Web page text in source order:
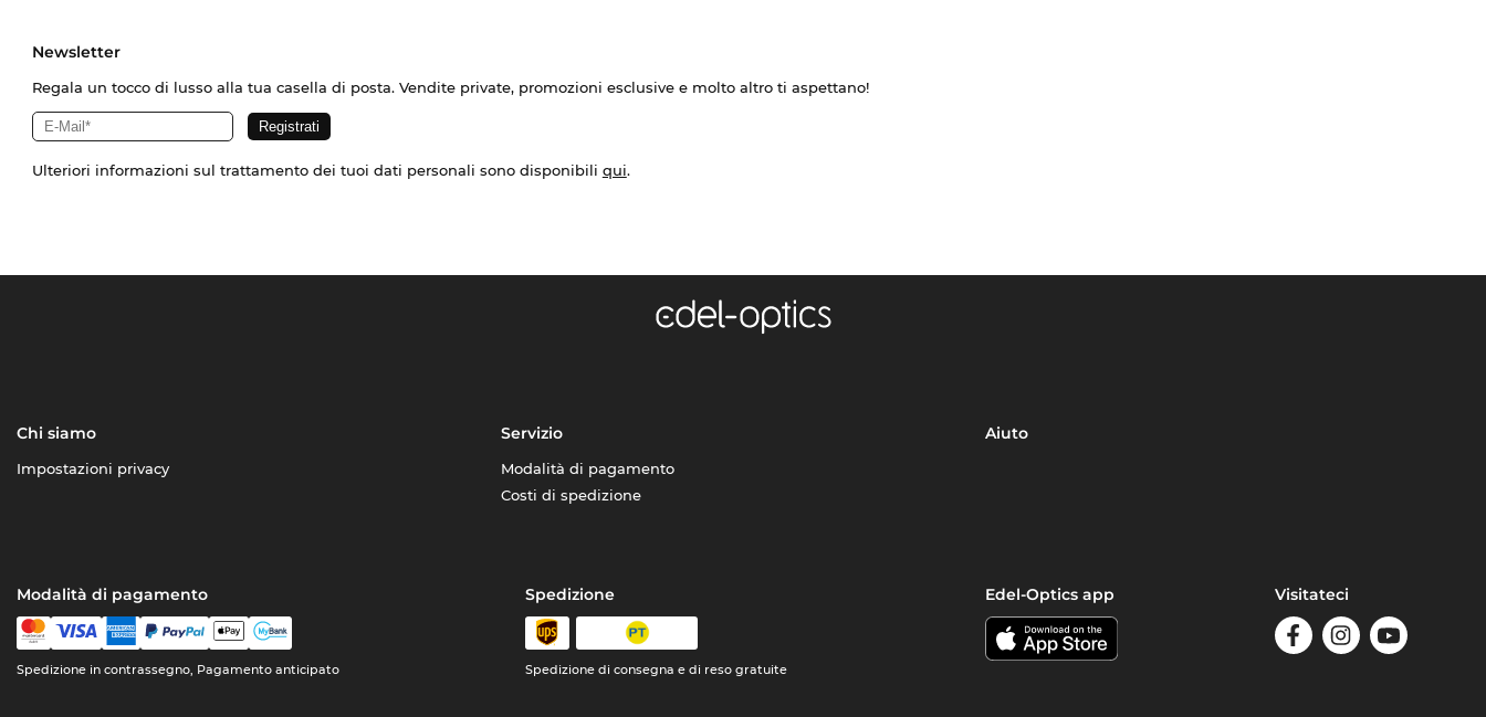
Newsletter
Regala un tocco di lusso alla tua casella di posta. Vendite private, promozioni esclusive e molto altro ti aspettano!
Ulteriori informazioni sul trattamento dei tuoi dati personali sono disponibili qui.
Chi siamo
Impostazioni privacy
Servizio
Modalità di pagamento
Costi di spedizione
Aiuto
Modalità di pagamento
Spedizione in contrassegno, Pagamento anticipato
Spedizione
Spedizione di consegna e di reso gratuite
Edel-Optics app Visitateci